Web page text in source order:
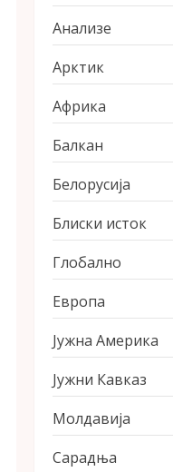
Анализе
Арктик
Африка
Балкан
Белорусија
Блиски исток
Глобално
Европа
Јужна Америка
Јужни Кавказ
Молдавија
Сарадња